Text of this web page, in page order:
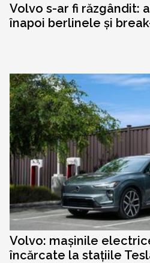
Volvo s-ar fi răzgândit:
înapoi berlinele și
Volvo: mașinile
încărcate la stațiile